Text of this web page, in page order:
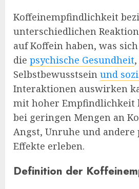
Koffeinempfindlichkeit
unterschiedlichen
auf Koffein haben, was
die psychische Gesundheit
Selbstbewusstsein und
Interaktionen auswirken
mit hoher Empfindlichkeit
bei geringen Mengen an
Angst, Unruhe und andere
Effekte erleben.
Definition der